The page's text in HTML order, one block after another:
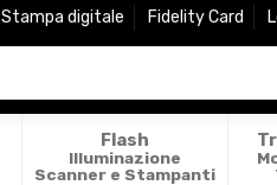
Stampa digitale Fidelity Card
Flash
Illuminazione
Scanner e Stampanti